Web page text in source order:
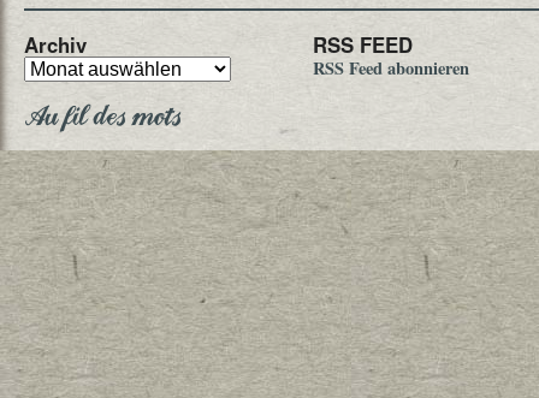
Archiv RSS FEED
RSS Feed abonnieren
Au fil des mots